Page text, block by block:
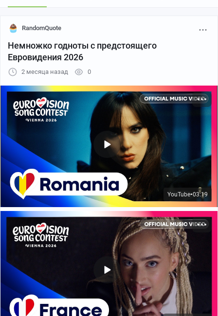
RandomQuote
Немножко годноты с предстоящего
Евровидения 2026
2 месяца назад 0
YouTube●03:19